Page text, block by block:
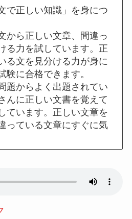
で正しい知識」を身につ
から正しい文章、間違っ
る力を試しています。正
る文を見分ける力が身に
験に合格できます。
題からよく出題されてい
んに正しい文書を覚えて
ています。正しい文章を
っている文章にすぐに気